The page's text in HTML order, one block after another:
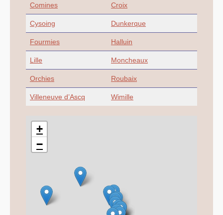
Comines Croix
Cysoing Dunkerque
Fourmies Halluin
Lille Moncheaux
Orchies Roubaix
Villeneuve d’Ascq Wimille
+
−